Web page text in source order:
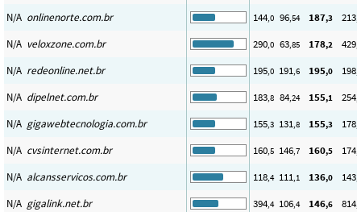
N/A onlinenorte.com.br 144,0 96,54 187,3 213
N/A veloxzone.com.br 290,0 63,85 178,2 429
N/A redeonline.net.br 195,0 191,6 195,0 198
N/A dipelnet.com.br 183,8 84,24 155,1 254
N/A gigawebtecnologia.com.br 155,3 131,8 155,3 178
N/A cvsinternet.com.br 160,5 146,7 160,5 174
N/A alcansservicos.com.br 118,4 111,1 136,0 143
N/A gigalink.net.br 394,4 106,4 146,6 814